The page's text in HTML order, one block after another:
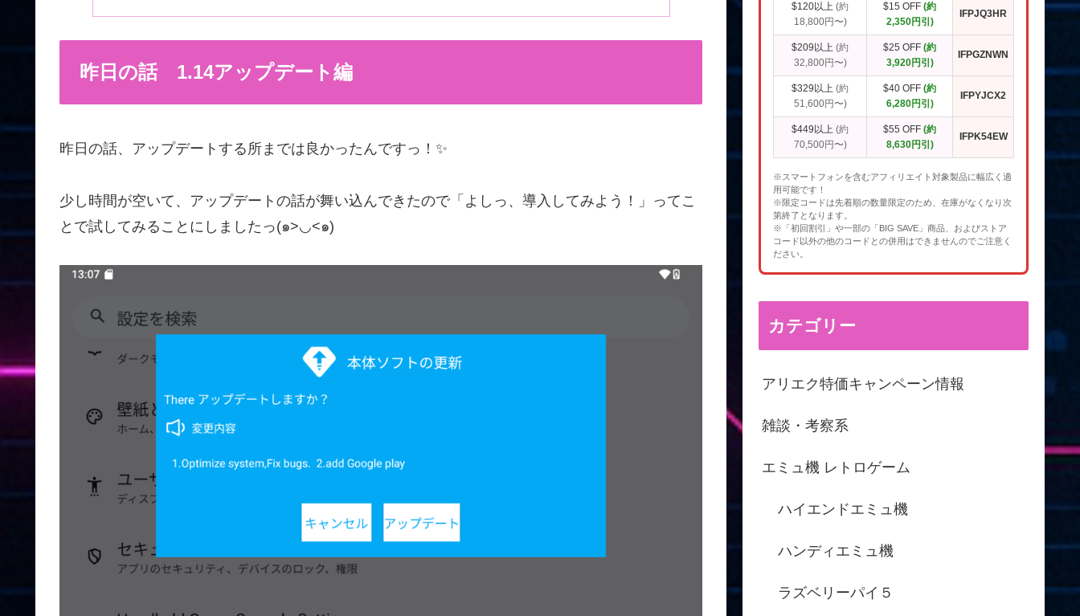
昨日の話 1.14アップデート編
昨日の話、アップデートする所までは良かったんですっ！✨
少し時間が空いて、アップデートの話が舞い込んできたので「よしっ、導入してみよう！」ってこ
とで試してみることにしましたっ(๑>◡<๑)
$120以上 (約
18,800円〜)
$15 OFF (約
2,350円引)
IFPJQ3HR
$209以上 (約
32,800円〜)
$25 OFF (約
3,920円引)
IFPGZNWN
$329以上 (約
51,600円〜)
$40 OFF (約
6,280円引)
IFPYJCX2
$449以上 (約
70,500円〜)
$55 OFF (約
8,630円引)
IFPK54EW
※スマートフォンを含むアフィリエイト対象製品に幅広く適
用可能です！
※限定コードは先着順の数量限定のため、在庫がなくなり次
第終了となります。
※「初回割引」や一部の「BIG SAVE」商品、およびストア
コード以外の他のコードとの併用はできませんのでご注意く
ださい。
カテゴリー
アリエク特価キャンペーン情報
雑談・考察系
エミュ機 レトロゲーム
ハイエンドエミュ機
ハンディエミュ機
ラズベリーパイ５